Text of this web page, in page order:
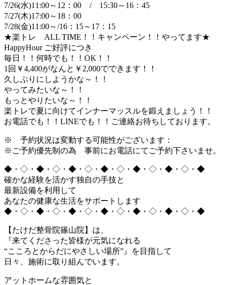
7/26(水)11:00～12：00 / 15:30～16：45
7/27(木)17:00～18：00
7/28(金)11:00～/16：15～17：15
★楽トレ ALL TIME！！キャンペーン！！やってます★
HappyHour ご好評につき
毎日！！何時でも！！OK！！
1回￥4,400がなんと￥2,000でできます！！
久しぶりにしようかな～！！
やってみたいな～！！
もっとやりたいな～！！
楽トレで夏に向けてインナーマッスルを鍛えましょう！！
お電話でも！！LINEでも！！ご連絡お待ちしております。
※ 予約状況は変動する可能性がございます：
※ご予約優先制の為 事前にお電話にてご予約下さいませ。
◆・◇・◆・◇・◆・◇・◆・◇・◆・◇・◆・◇・◆
確かな経験を活かす独自の手技と
最新設備を利用して
あなたの健康な生活をサポートします
◆・◇・◆・◇・◆・◇・◆・◇・◆・◇・◆・◇・◆
【たけだ整骨院篠山院】は、
『来てくださった皆様が元気になれる
“こころとからだにやさしい場所”』を目指して
日々、施術に取り組んでいます。
アットホームな雰囲気と